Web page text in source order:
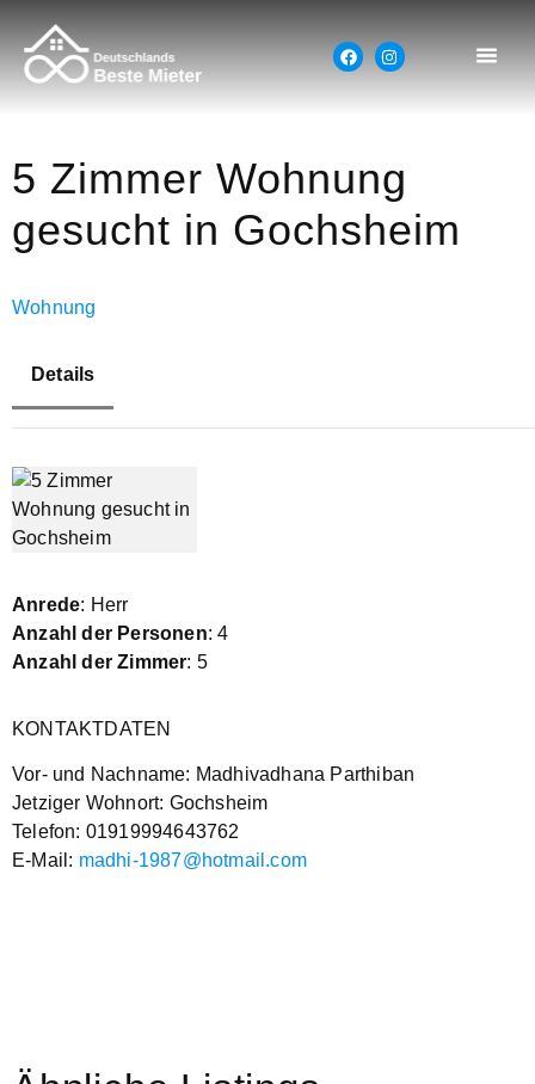
5 Zimmer Wohnung
gesucht in Gochsheim
Wohnung
Details
Anrede: Herr
Anzahl der Personen: 4
Anzahl der Zimmer: 5
KONTAKTDATEN
Vor- und Nachname: Madhivadhana Parthiban
Jetziger Wohnort: Gochsheim
Telefon: 01919994643762
E-Mail: madhi-1987@hotmail.com